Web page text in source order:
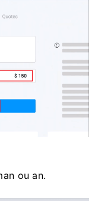
ou an.